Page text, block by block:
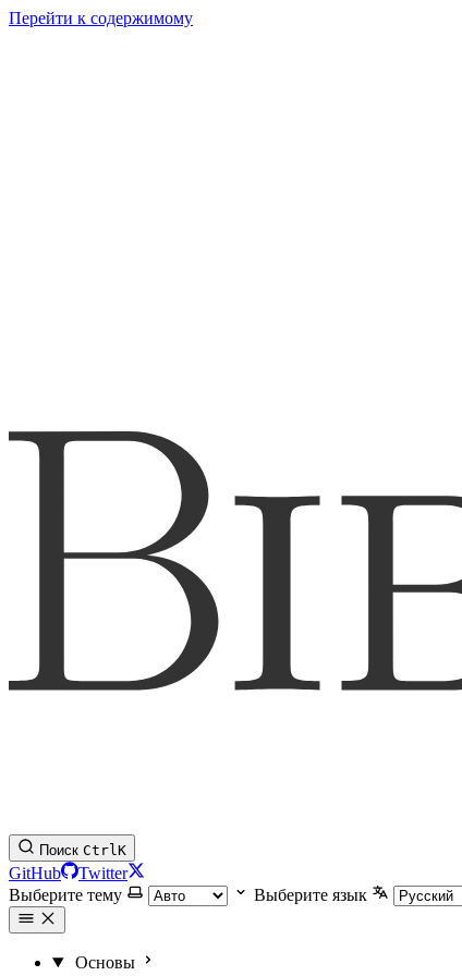
Перейти к содержимому
Поиск CtrlK
GitHub
Twitter
Выберите тему
Выберите язык
Основы